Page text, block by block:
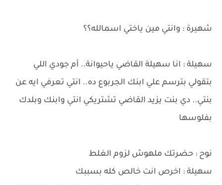
شهيرة : وانتي مين ياختي اسمالله؟؟
سهيلة : انا سهيلة القاضي ياحيوانة.. أم جودي اللي
بتقولي بترسم علي ابنك الجربوع ده.. انتي تعرفي ايه عن
بنتي.. دي بنت يزيد القاضي تشتريكي انتي وابنك وبلدك
بفلوسها
نوح : حضرتك ملهوش لزوم الغلط
سهيلة : اخرص انت خالص كله بسببك